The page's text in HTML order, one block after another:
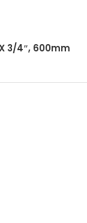
3/4″, 600mm